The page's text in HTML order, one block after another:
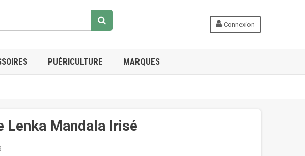
Connexion
PUÉRICULTURE MARQUES
Lenka Mandala Irisé